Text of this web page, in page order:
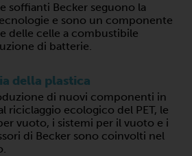
soffianti Becker seguono la
e sono un componente
delle celle a combustibile
di batterie.
della plastica
di nuovi componenti in
riciclaggio ecologico del PET, le
vuoto, i sistemi per il vuoto e i
di Becker sono coinvolti nel